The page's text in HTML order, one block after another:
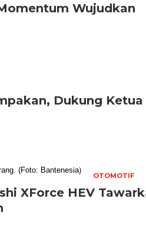
Wujudkan
Dukung Ketua
OTOMOTIF
XForce HEV